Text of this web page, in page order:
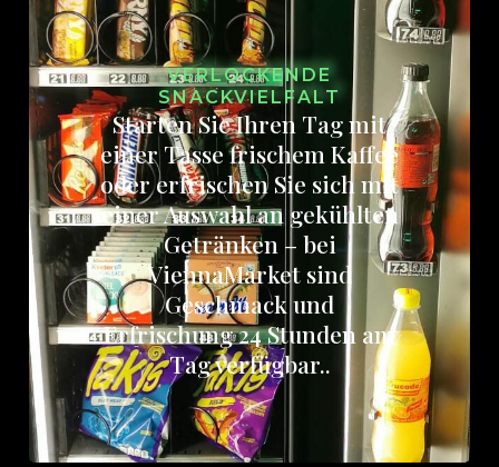
VERLOCKENDE
SNACKVIELFALT
Starten Sie Ihren Tag mit
einer Tasse frischem Kaffee
oder erfrischen Sie sich mit
einer Auswahl an gekühlten
Getränken – bei
ViennaMarket sind
Geschmack und
Erfrischung 24 Stunden am
Tag verfügbar..